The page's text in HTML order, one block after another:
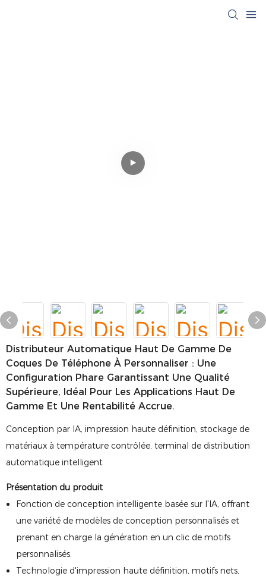
Distributeur Automatique Haut De Gamme De
Coques De Téléphone À Personnaliser : Une
Configuration Phare Garantissant Une Qualité
Supérieure, Idéal Pour Les Applications Haut De
Gamme Et Une Rentabilité Accrue.
Conception par IA, impression haute définition, stockage de
matériaux à température contrôlée, terminal de distribution
automatique intelligent
Présentation du produit
Fonction de conception intelligente basée sur l'IA, offrant
une variété de modèles de conception personnalisés et
prenant en charge la génération en un clic de motifs
personnalisés.
Technologie d'impression haute définition, motifs nets,